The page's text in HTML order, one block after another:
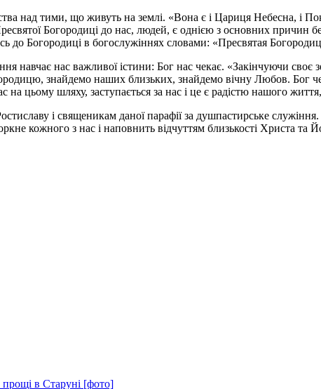
над тими, що живуть на землі. «Вона є і Цариця Небесна, і
Богородиці до нас, людей, є однією з основних
до Богородиці в богослужіннях словами: «Пресвятая
навчає нас важливої істини: Бог нас чекає. «Закінчуючи
знайдемо наших близьких, знайдемо вічну Любов. Бог
цьому шляху, заступається за нас і це є радістю нашого
і священикам даної парафії за душпастирське
кожного з нас і наповнить відчуттям близькості Христа
прощі в Старуні [фото]